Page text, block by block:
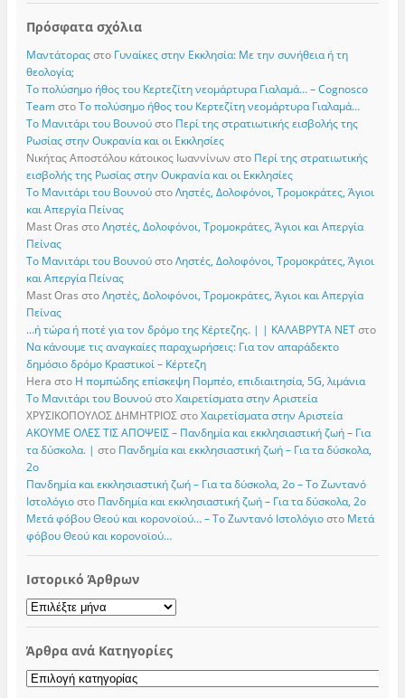
Πρόσφατα σχόλια
Μαντάτοραςστο Γυναίκες στην Εκκλησία: Με την συνήθεια ή τη
θεολογία;
Το πολύσημο ήθος του Κερτεζίτη νεομάρτυρα Γιαλαμά… – Cognosco
TeamστοΤο πολύσημο ήθος του Κερτεζίτη νεομάρτυρα Γιαλαμά…
Το Μανιτάρι του Βουνούστο Περί της στρατιωτικής εισβολής της
Ρωσίας στην Ουκρανία και οι Εκκλησίες
Νικήτας Αποστόλου κάτοικος Ιωαννίνων στο Περί της στρατιωτικής
εισβολής της Ρωσίας στην Ουκρανία και οι Εκκλησίες
Το Μανιτάρι του ΒουνούστοΛηστές, Δολοφόνοι, Τρομοκράτες, Άγιοι
και Απεργία Πείνας
Mast Oras στοΛηστές, Δολοφόνοι, Τρομοκράτες, Άγιοι και Απεργία
Πείνας
Το Μανιτάρι του ΒουνούστοΛηστές, Δολοφόνοι, Τρομοκράτες, Άγιοι
και Απεργία Πείνας
Mast Oras στοΛηστές, Δολοφόνοι, Τρομοκράτες, Άγιοι και Απεργία
Πείνας
…ή τώρα ή ποτέ για τον δρόμο της Κέρτεζης. | | ΚΑΛΑΒΡΥΤΑ ΝΕΤστο
Να κάνουμε τις αναγκαίες παραχωρήσεις: Για τον απαράδεκτο
δημόσιο δρόμο Κραστικοί – Κέρτεζη
Hera στο Η πομπώδης επίσκεψη Πομπέο, επιδιαιτησία, 5G, λιμάνια
Το Μανιτάρι του ΒουνούστοΧαιρετίσματα στην Αριστεία
ΧΡΥΣΙΚΟΠΟΥΛΟΣ ΔΗΜΗΤΡΙΟΣστοΧαιρετίσματα στην Αριστεία
ΑΚΟΥΜΕ ΟΛΕΣ ΤΙΣ ΑΠΟΨΕΙΣ – Πανδημία και εκκλησιαστική ζωή – Για
τα δύσκολα. | στο Πανδημία και εκκλησιαστική ζωή – Για τα δύσκολα,
2ο
Πανδημία και εκκλησιαστική ζωή – Για τα δύσκολα, 2ο – Το Zωντανό
Iστολόγιοστο Πανδημία και εκκλησιαστική ζωή – Για τα δύσκολα, 2ο
Μετά φόβου Θεού και κορονοϊού… – Το Zωντανό Iστολόγιοστο Μετά
φόβου Θεού και κορονοϊού…
Ιστορικό Άρθρων
Ιστορικό
Άρθρων
Άρθρα ανά Κατηγορίες
Άρθρα